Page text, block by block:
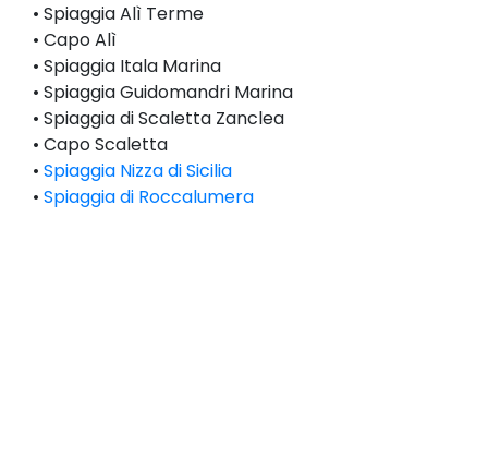
• Spiaggia Alì Terme
• Capo Alì
• Spiaggia Itala Marina
• Spiaggia Guidomandri Marina
• Spiaggia di Scaletta Zanclea
• Capo Scaletta
• Spiaggia Nizza di Sicilia
• Spiaggia di Roccalumera